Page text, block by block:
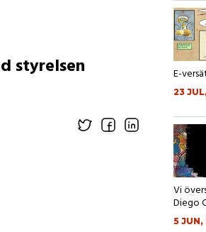
styrelsen
E-
23
Vi
Diego
5